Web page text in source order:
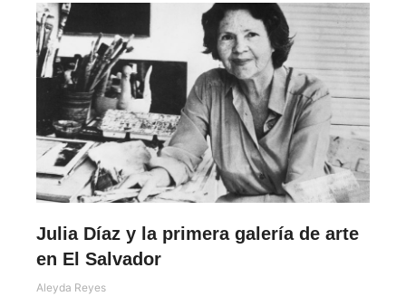
Julia Díaz y la primera galería de arte
en El Salvador
Aleyda Reyes